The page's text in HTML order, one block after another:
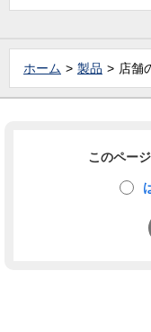
ホーム 製品 店舗
このペー